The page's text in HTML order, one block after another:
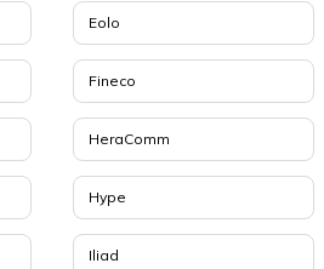
Eolo
Fineco
HeraComm
Hype
Iliad